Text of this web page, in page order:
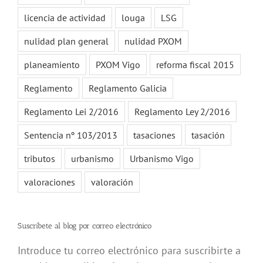
licencia de actividad
louga
LSG
nulidad plan general
nulidad PXOM
planeamiento
PXOM Vigo
reforma fiscal 2015
Reglamento
Reglamento Galicia
Reglamento Lei 2/2016
Reglamento Ley 2/2016
Sentencia nº 103/2013
tasaciones
tasación
tributos
urbanismo
Urbanismo Vigo
valoraciones
valoración
Suscríbete al blog por correo electrónico
Introduce tu correo electrónico para suscribirte a